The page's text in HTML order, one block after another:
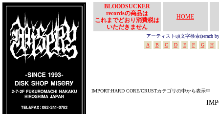
BLOODSUCKER
recordsの商品は
これまでどおり消費税は
いただきません
HOME
アーティスト頭文字検索(serach
A
B C D E F G H
IMPORT:HARD CORE/CRUSTカテゴリの中から表示中